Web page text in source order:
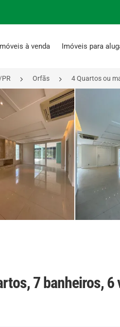
à venda Imóveis para
Orfãs 4 Quartos ou
7 banheiros, 6